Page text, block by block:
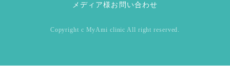
メディア様お問い合わせ
Copyright c MyAmi clinic All right reserved.